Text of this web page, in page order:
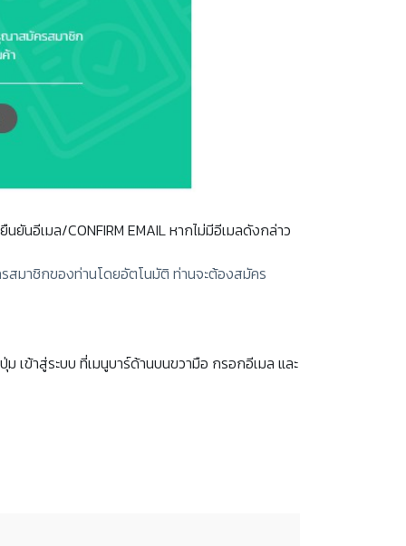
นอีเมล/CONFIRM EMAIL หากไม่มีอีเมลดังกล่าว
รสมาชิกของท่านโดยอัตโนมัติ ท่านจะต้องสมัคร
เข้าสู่ระบบ ที่เมนูบาร์ด้านบนขวามือ กรอกอีเมล และ